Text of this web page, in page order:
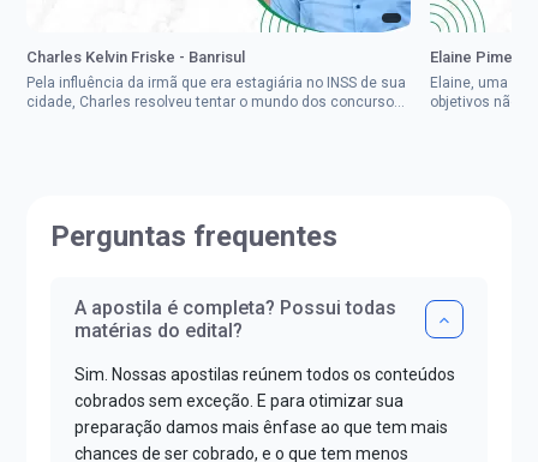
Charles Kelvin Friske - Banrisul
Pela influência da irmã que era estagiária no INSS de sua
cidade, Charles resolveu tentar o mundo dos concursos
Elaine
Elaine, uma
objetivos não
Perguntas frequentes
A apostila é completa? Possui todas
matérias do edital?
Sim. Nossas apostilas reúnem todos os conteúdos
cobrados sem exceção. E para otimizar sua
preparação damos mais ênfase ao que tem mais
chances de ser cobrado, e o que tem menos